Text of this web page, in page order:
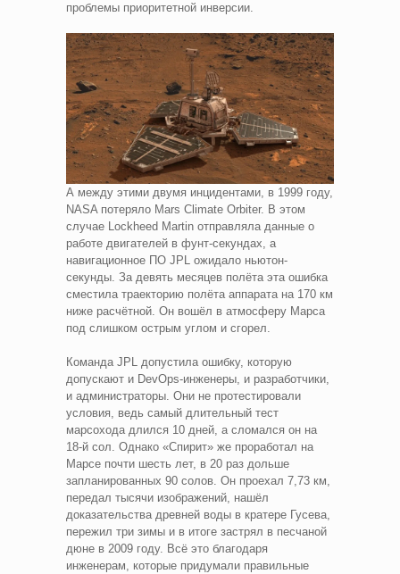
проблемы приоритетной инверсии.
А между этими двумя инцидентами, в 1999 году,
NASA потеряло Mars Climate Orbiter. В этом
случае Lockheed Martin отправляла данные о
работе двигателей в фунт-секундах, а
навигационное ПО JPL ожидало ньютон-
секунды. За девять месяцев полёта эта ошибка
сместила траекторию полёта аппарата на 170 км
ниже расчётной. Он вошёл в атмосферу Марса
под слишком острым углом и сгорел.
Команда JPL допустила ошибку, которую
допускают и DevOps-инженеры, и разработчики,
и администраторы. Они не протестировали
условия, ведь самый длительный тест
марсохода длился 10 дней, а сломался он на
18-й сол. Однако «Спирит» же проработал на
Марсе почти шесть лет, в 20 раз дольше
запланированных 90 солов. Он проехал 7,73 км,
передал тысячи изображений, нашёл
доказательства древней воды в кратере Гусева,
пережил три зимы и в итоге застрял в песчаной
дюне в 2009 году. Всё это благодаря
инженерам, которые придумали правильные